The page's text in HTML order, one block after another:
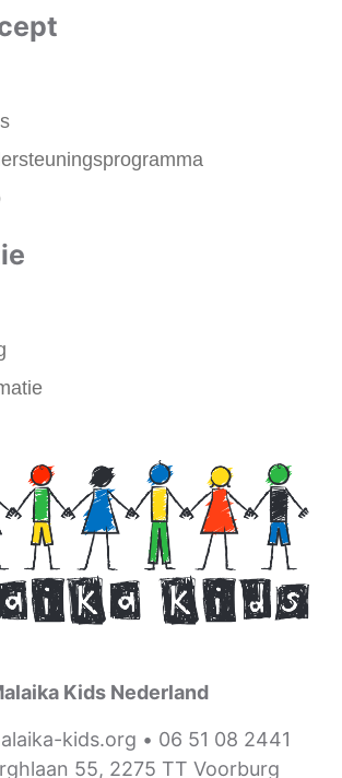
Kids Nederland
kids.org • 06 51 08 2441
55, 2275 TT Voorburg